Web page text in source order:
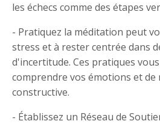
les échecs comme des étapes
- Pratiquez la méditation peut
stress et à rester centrée dans
d'incertitude. Ces pratiques
comprendre vos émotions et de
constructive.
- Établissez un Réseau de